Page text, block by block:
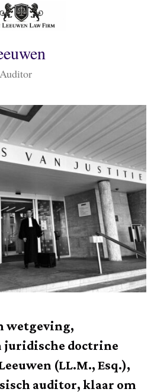
wetgeving,
doctrine
(LL.M., Esq.),
auditor, klaar om